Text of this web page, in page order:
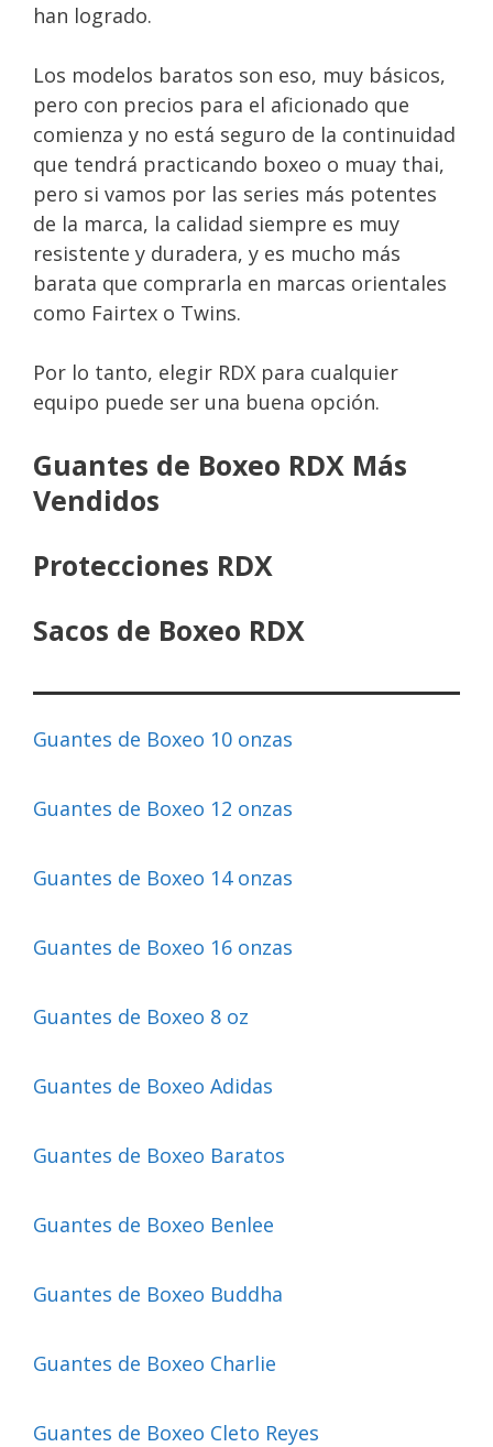
han logrado.
Los modelos baratos son eso, muy básicos,
pero con precios para el aficionado que
comienza y no está seguro de la continuidad
que tendrá practicando boxeo o muay thai,
pero si vamos por las series más potentes
de la marca, la calidad siempre es muy
resistente y duradera, y es mucho más
barata que comprarla en marcas orientales
como Fairtex o Twins.
Por lo tanto, elegir RDX para cualquier
equipo puede ser una buena opción.
Guantes de Boxeo RDX Más
Vendidos
Protecciones RDX
Sacos de Boxeo RDX
Guantes de Boxeo 10 onzas
Guantes de Boxeo 12 onzas
Guantes de Boxeo 14 onzas
Guantes de Boxeo 16 onzas
Guantes de Boxeo 8 oz
Guantes de Boxeo Adidas
Guantes de Boxeo Baratos
Guantes de Boxeo Benlee
Guantes de Boxeo Buddha
Guantes de Boxeo Charlie
Guantes de Boxeo Cleto Reyes